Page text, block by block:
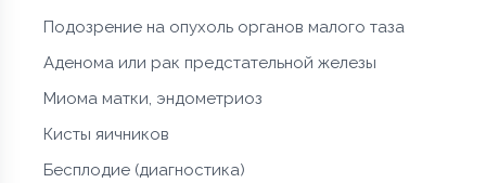
Подозрение на опухоль органов малого таза
Аденома или рак предстательной железы
Миома матки, эндометриоз
Кисты яичников
Бесплодие (диагностика)